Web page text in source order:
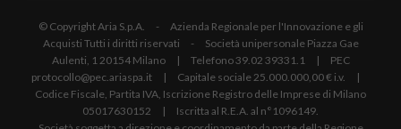
© Copyright Aria S.p.A. - Azienda Regionale per l'Innovazione e gli
Acquisti Tutti i diritti riservati - Società unipersonale Piazza Gae
Aulenti, 1 20154 Milano | Telefono 39.02 39331.1 | PEC
protocollo@pec.ariaspa.it | Capitale sociale 25.000.000,00 € i.v. |
Codice Fiscale, Partita IVA, Iscrizione Registro delle Imprese di Milano
05017630152 | Iscritta al R.E.A. al n°1096149.